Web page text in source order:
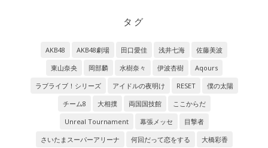
タグ
AKB48 AKB48劇場 田口愛佳 浅井七海
佐藤美波
東山奈央
岡部麟 水樹奈々 伊波杏樹
Aqours
ラブライブ！シリーズ
アイドルの夜明け RESET
僕の太陽
チーム8
大相撲 両国国技館
ここからだ
Unreal Tournament
幕張メッセ
目撃者
さいたまスーパーアリーナ
何回だって恋をする
大橋彩香